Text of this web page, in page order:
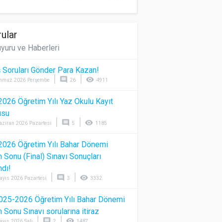
ve Haberleri
Soruları Gönder Para Kazan!
2026 Perşembe comment 26 visibility 4911
Öğretim Yılı Yaz Okulu Kayıt
2026 Pazartesi comment 5 visibility 1185
Öğretim Yılı Bahar Dönemi
Sonu (Final) Sınavı Sonuçları
2026 Pazartesi comment 3 visibility 3332
2026 Öğretim Yılı Bahar Dönemi
Sonu Sınavı sorularına itiraz